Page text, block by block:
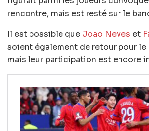
rencontre, mais est resté sur le
Il est possible que Joao Neves et
soient également de retour pour le
mais leur participation est encore